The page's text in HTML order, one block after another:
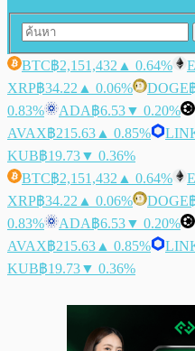
BTC฿2,151,432 ▲ 0.64%
XRP฿34.22 ▲ 0.06% DOGE
0.83%
ADA฿6.53▼ 0.20%
AVAX฿215.63 ▲ 0.85%
KUB฿19.73▼ 0.36%
BTC฿2,151,432 ▲ 0.64%
XRP฿34.22 ▲ 0.06% DOGE
0.83%
ADA฿6.53▼ 0.20%
AVAX฿215.63 ▲ 0.85%
KUB฿19.73▼ 0.36%